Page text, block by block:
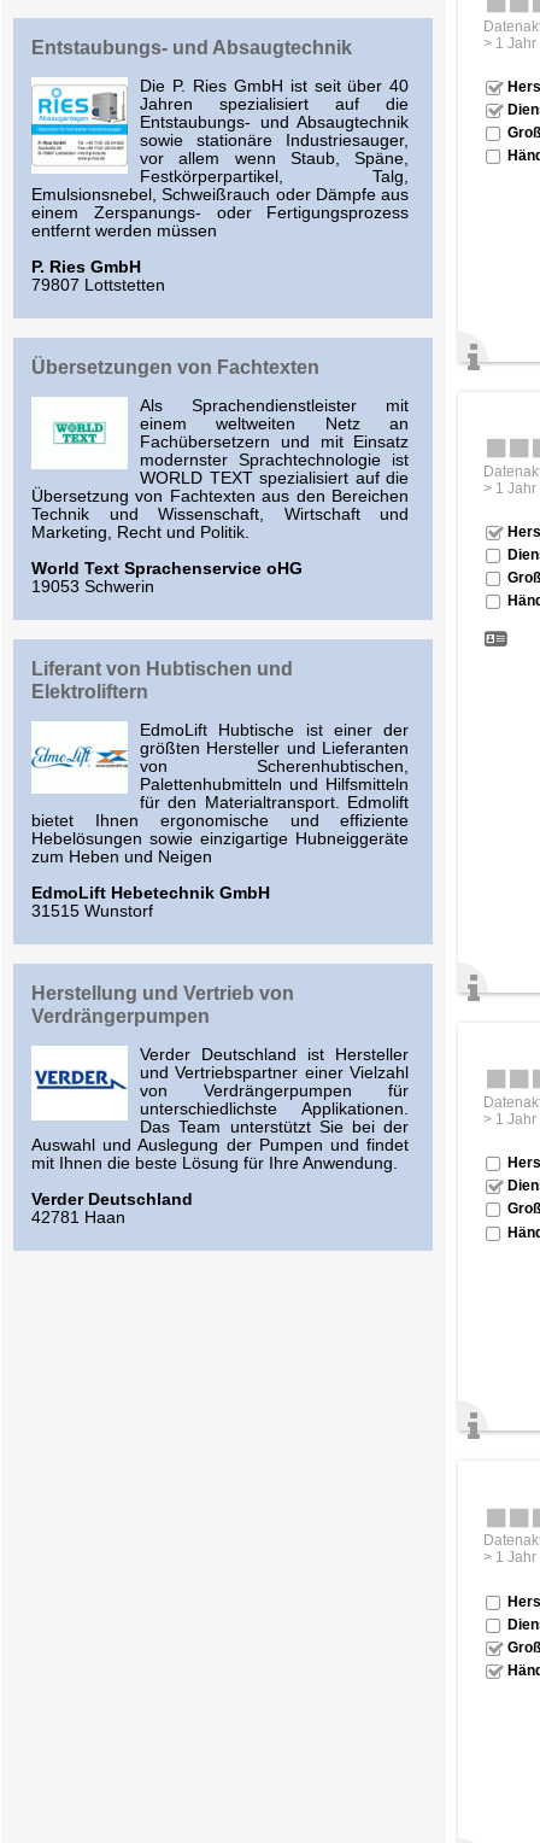
Entstaubungs- und Absaugtechnik
Die P. Ries GmbH ist seit über 40
Jahren spezialisiert auf die
Entstaubungs- und Absaugtechnik
sowie stationäre Industriesauger,
vor allem wenn Staub, Späne,
Festkörperpartikel, Talg,
Emulsionsnebel, Schweißrauch oder Dämpfe aus
einem Zerspanungs- oder Fertigungsprozess
entfernt werden müssen
P. Ries GmbH
79807 Lottstetten
Übersetzungen von Fachtexten
Als Sprachendienstleister mit
einem weltweiten Netz an
Fachübersetzern und mit Einsatz
modernster Sprachtechnologie ist
WORLD TEXT spezialisiert auf die
Übersetzung von Fachtexten aus den Bereichen
Technik und Wissenschaft, Wirtschaft und
Marketing, Recht und Politik.
World Text Sprachenservice oHG
19053 Schwerin
Liferant von Hubtischen und
Elektroliftern
EdmoLift Hubtische ist einer der
größten Hersteller und Lieferanten
von Scherenhubtischen,
Palettenhubmitteln und Hilfsmitteln
für den Materialtransport. Edmolift
bietet Ihnen ergonomische und effiziente
Hebelösungen sowie einzigartige Hubneiggeräte
zum Heben und Neigen
EdmoLift Hebetechnik GmbH
31515 Wunstorf
Herstellung und Vertrieb von
Verdrängerpumpen
Verder Deutschland ist Hersteller
und Vertriebspartner einer Vielzahl
von Verdrängerpumpen für
unterschiedlichste Applikationen.
Das Team unterstützt Sie bei der
Auswahl und Auslegung der Pumpen und findet
mit Ihnen die beste Lösung für Ihre Anwendung.
Verder Deutschland
42781 Haan
> 1 Jahr
> 1 Jahr
> 1 Jahr
> 1 Jahr